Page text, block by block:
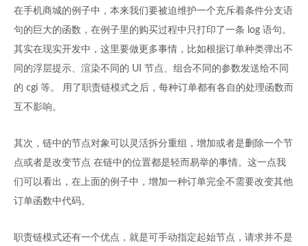
在手机商城的例子中，本来我们要被迫维护一个充斥着条件分支语
句的巨大的函数，在例子里的购买过程中只打印了一条 log 语句。
其实在现实开发中，这里要做更多事情，比如根据订单种类弹出不
同的浮层提示、渲染不同的 UI 节点、组合不同的参数发送给不同
的 cgi 等。 用了职责链模式之后，每种订单都有各自的处理函数而
互不影响。
其次，链中的节点对象可以灵活拆分重组，增加或者是删除一个节
点或者是改变节点 在链中的位置都是轻而易举的事情。这一点我
们可以看出，在上面的例子中，增加一种订单完全不需要改变其他
订单函数中代码。
职责链模式还有一个优点，就是可手动指定起始节点，请求并不是